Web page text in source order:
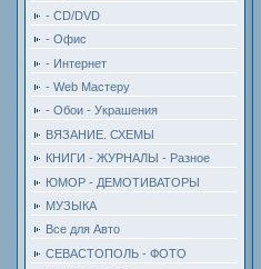
- CD/DVD
- Офис
- Интернет
- Web Мастеру
- Обои - Украшения
ВЯЗАНИЕ. СХЕМЫ
КНИГИ - ЖУРНАЛЫ - Разное
ЮМОР - ДЕМОТИВАТОРЫ
МУЗЫКА
Все для Авто
СЕВАСТОПОЛЬ - ФОТО